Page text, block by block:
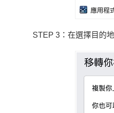
STEP 3：在選擇目的